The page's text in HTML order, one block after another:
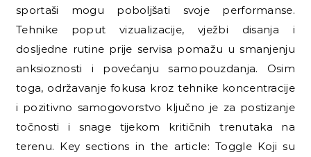
sportaši mogu poboljšati svoje performanse.
Tehnike poput vizualizacije, vježbi disanja i
dosljedne rutine prije servisa pomažu u smanjenju
anksioznosti i povećanju samopouzdanja. Osim
toga, održavanje fokusa kroz tehnike koncentracije
i pozitivno samogovorstvo ključno je za postizanje
točnosti i snage tijekom kritičnih trenutaka na
terenu. Key sections in the article: Toggle Koji su